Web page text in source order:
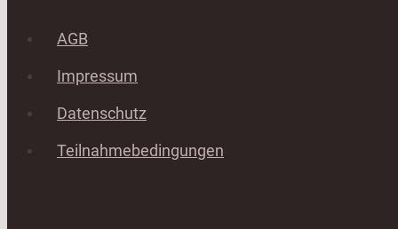
AGB
Impressum
Datenschutz
Teilnahmebedingungen